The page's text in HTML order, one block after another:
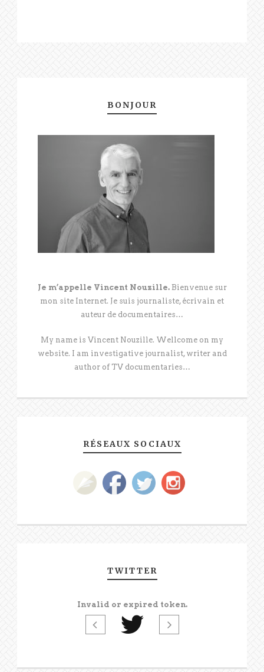
BONJOUR
Je m’appelle Vincent Nouzille.Bienvenue sur
mon site Internet. Je suis journaliste, écrivain et
auteur de documentaires…
My name is Vincent Nouzille. Wellcome on my
website. I am investigative journalist, writer and
author of TV documentaries…
RÉSEAUX SOCIAUX
TWITTER
Invalid or expired token.